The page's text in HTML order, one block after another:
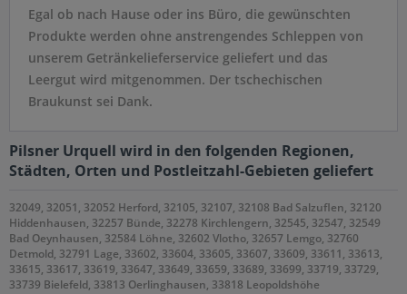
Egal ob nach Hause oder ins Büro, die gewünschten
Produkte werden ohne anstrengendes Schleppen von
unserem Getränkelieferservice geliefert und das
Leergut wird mitgenommen. Der tschechischen
Braukunst sei Dank.
Pilsner Urquell wird in den folgenden Regionen,
Städten, Orten und Postleitzahl-Gebieten geliefert
32049, 32051, 32052 Herford, 32105, 32107, 32108 Bad Salzuflen, 32120
Hiddenhausen, 32257 Bünde, 32278 Kirchlengern, 32545, 32547, 32549
Bad Oeynhausen, 32584 Löhne, 32602 Vlotho, 32657 Lemgo, 32760
Detmold, 32791 Lage, 33602, 33604, 33605, 33607, 33609, 33611, 33613,
33615, 33617, 33619, 33647, 33649, 33659, 33689, 33699, 33719, 33729,
33739 Bielefeld, 33813 Oerlinghausen, 33818 Leopoldshöhe